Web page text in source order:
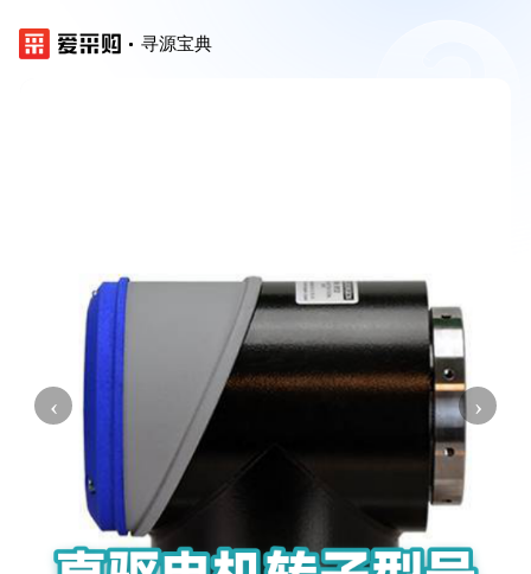
寻源宝典
‹ ›